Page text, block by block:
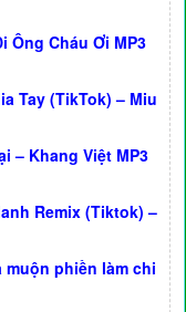
Ông Cháu Ơi MP3
Tay (TikTok) – Miu
– Khang Việt MP3
Remix (Tiktok) –
phiền làm chi